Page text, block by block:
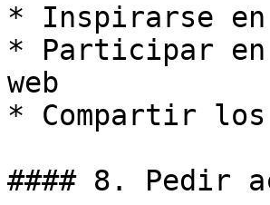
* Inspirarse
* Participar en
web
* Compartir
#### 8. Pedir